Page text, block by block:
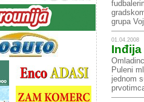
grupa
01.04.2008
Inđija
Puleni
jednom